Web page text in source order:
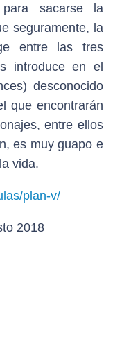
sacarse la
seguramente, la
entre las tres
introduce en el
desconocido
que encontrarán
entre ellos
es muy guapo e
vida.
plan-v/
2018